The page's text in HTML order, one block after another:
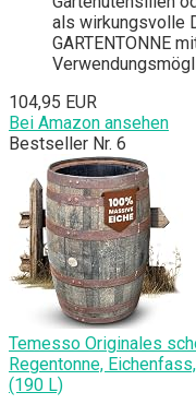
als wirkungsvolle
GARTENTONNE
104,95 EUR
Bei Amazon ansehen
Bestseller Nr. 6
Temesso Originales
Regentonne,
(190 L)